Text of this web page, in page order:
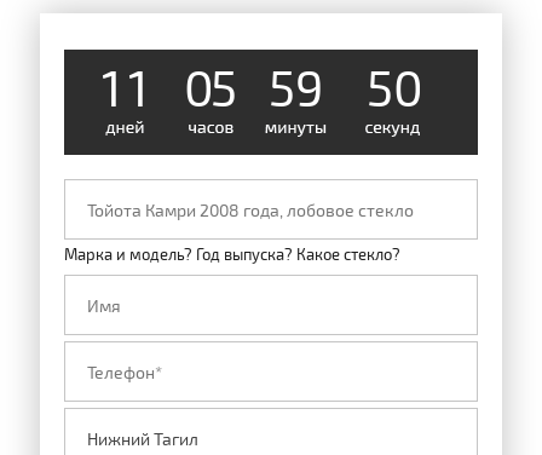
1 1 05 59 49
Марка и модель? Год выпуска? Какое стекло?